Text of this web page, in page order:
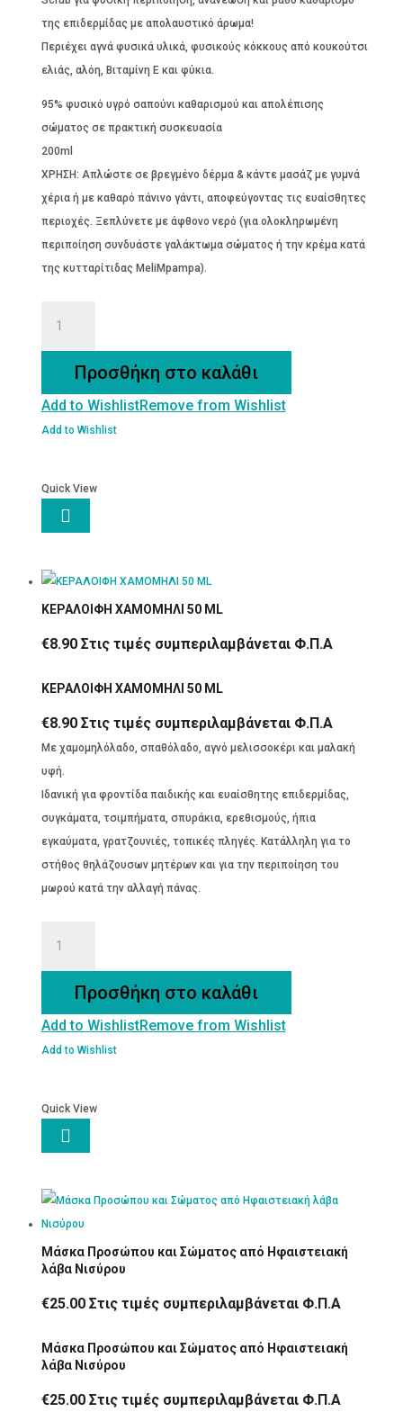
της επιδερμίδας με απολαυστικό άρωμα!
Περιέχει αγνά φυσικά υλικά, φυσικούς κόκκους από κουκούτσι
ελιάς, αλόη, Βιταμίνη Ε και φύκια.
95% φυσικό υγρό σαπούνι καθαρισμού και απολέπισης
σώματος σε πρακτική συσκευασία
200ml
ΧΡΗΣΗ: Απλώστε σε βρεγμένο δέρμα & κάντε μασάζ με γυμνά
χέρια ή με καθαρό πάνινο γάντι, αποφεύγοντας τις ευαίσθητες
περιοχές. Ξεπλύνετε με άφθονο νερό (για ολοκληρωμένη
περιποίηση συνδυάστε γαλάκτωμα σώματος ή την κρέμα κατά
της κυτταρίτιδας MeliMpampa).
απολέπισης
200ml
Προσθήκη στο καλάθι
Add to WishlistRemove from Wishlist
Add to Wishlist
Quick View

ΚΕΡΑΛΟΙΦΗ ΧΑΜΟΜΗΛΙ 50 ML
€8.90 Στις τιμές συμπεριλαμβάνεται Φ.Π.Α
ΚΕΡΑΛΟΙΦΗ ΧΑΜΟΜΗΛΙ 50 ML
€8.90 Στις τιμές συμπεριλαμβάνεται Φ.Π.Α
Με χαμομηλόλαδο, σπαθόλαδο, αγνό μελισσοκέρι και μαλακή
υφή.
Ιδανική για φροντίδα παιδικής και ευαίσθητης επιδερμίδας,
συγκάματα, τσιμπήματα, σπυράκια, ερεθισμούς, ήπια
εγκαύματα, γρατζουνιές, τοπικές πληγές. Κατάλληλη για το
στήθος θηλάζουσων μητέρων και για την περιποίηση του
μωρού κατά την αλλαγή πάνας.
ποσότητα
Προσθήκη στο καλάθι
Add to WishlistRemove from Wishlist
Add to Wishlist
Quick View

Μάσκα Προσώπου και Σώματος από Ηφαιστειακή
λάβα Νισύρου
€25.00 Στις τιμές συμπεριλαμβάνεται Φ.Π.Α
Μάσκα Προσώπου και Σώματος από Ηφαιστειακή
λάβα Νισύρου
€25.00 Στις τιμές συμπεριλαμβάνεται Φ.Π.Α